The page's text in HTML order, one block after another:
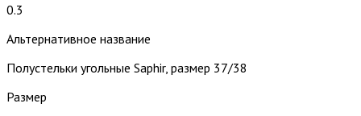
0.3
Альтернативное название
Полустельки угольные Saphir, размер 37/38
Размер